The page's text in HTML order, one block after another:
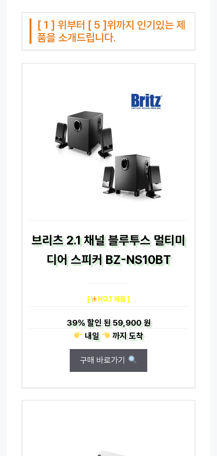
[ 1 ] 위부터 [ 5 ]위까지 인기있는 제
품을 소개드립니다.
브리츠 2.1 채널 블루투스 멀티미
디어 스피커 BZ-NS10BT
[ NO.1 제품 ]
39%할인 된59,900 원
내일
까지도착
구매 바로가기